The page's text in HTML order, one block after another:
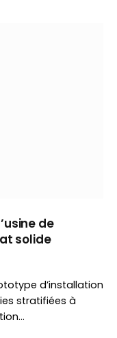
de
solide
d’installation
stratifiées à